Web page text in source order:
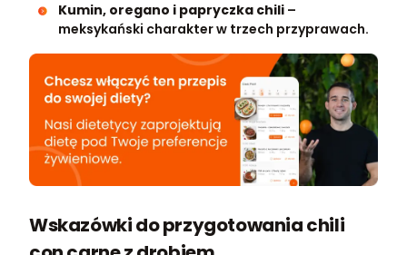
Kumin, oregano i papryczka chili –
meksykański charakter w trzech przyprawach.
Wskazówki do przygotowania chili